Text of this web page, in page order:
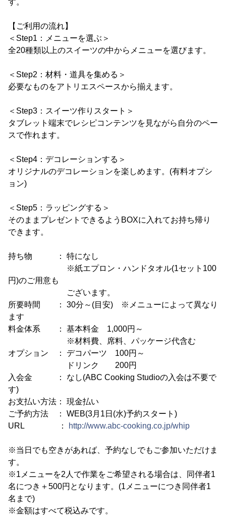
す。
【ご利用の流れ】
＜Step1：メニューを選ぶ＞
全20種類以上のスイーツの中からメニューを選びます。
＜Step2：材料・道具を集める＞
必要なものをアトリエスペースから揃えます。
＜Step3：スイーツ作りスタート＞
タブレット端末でレシピコンテンツを見ながら自分のペー
スで作れます。
＜Step4：デコレーションする＞
オリジナルのデコレーションを楽しめます。(有料オプシ
ョン)
＜Step5：ラッピングする＞
そのままプレゼントできるようBOXに入れてお持ち帰り
できます。
持ち物 ： 特になし
※紙エプロン・ハンドタオル(1セット100
円)のご用意も
ございます。
所要時間 ： 30分～(目安) ※メニューによって異なり
ます
料金体系 ： 基本料金 1,000円～
※材料費、席料、パッケージ代含む
オプション ： デコパーツ 100円～
ドリンク 200円
入会金 ： なし(ABC Cooking Studioの入会は不要で
す)
お支払い方法： 現金払い
ご予約方法 ： WEB(3月1日(水)予約スタート)
URL ：
http://www.abc-cooking.co.jp/whip
※当日でも空きがあれば、予約なしでもご参加いただけま
す。
※1メニューを2人で作業をご希望される場合は、同伴者1
名につき＋500円となります。(1メニューにつき同伴者1
名まで)
※金額はすべて税込みです。